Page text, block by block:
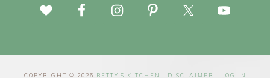
COPYRIGHT © 2026 BETTY'S KITCHEN · DISCLAIMER · LOG IN